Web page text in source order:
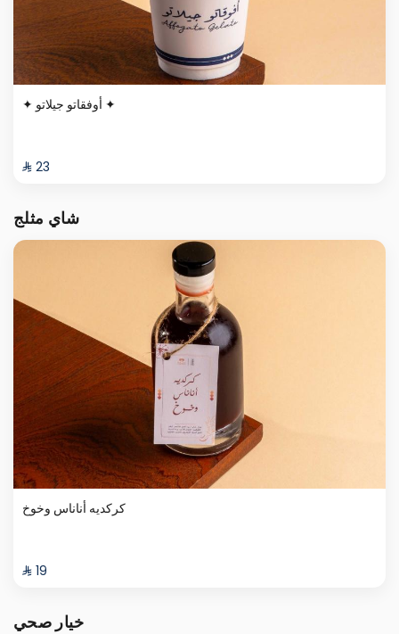
✦ أوفقاتو جيلاتو ✦
⁨⁦‪‬ 23⁩
شاي مثلج
كركديه أناناس وخوخ
⁨⁦‪‬ 19⁩
خيار صحي